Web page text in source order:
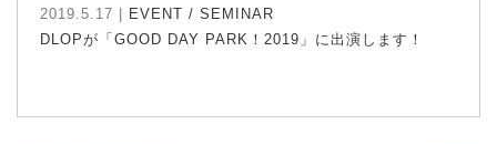
2019.5.17 |
EVENT / SEMINAR
DLOPが「GOOD DAY PARK！2019」に出演します！